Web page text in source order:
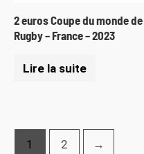
2 euros Coupe du monde de
Rugby – France – 2023
Lire la suite
1 2 →